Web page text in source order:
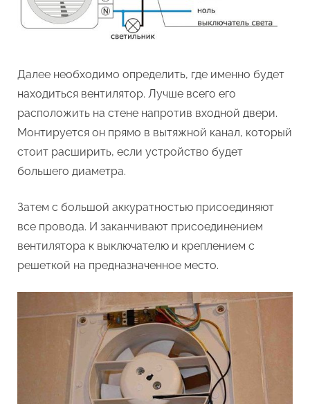
Далее необходимо определить, где именно будет
находиться вентилятор. Лучше всего его
расположить на стене напротив входной двери.
Монтируется он прямо в вытяжной канал, который
стоит расширить, если устройство будет
большего диаметра.
Затем с большой аккуратностью присоединяют
все провода. И заканчивают присоединением
вентилятора к выключателю и креплением с
решеткой на предназначенное место.